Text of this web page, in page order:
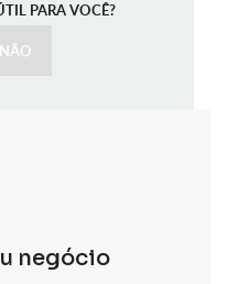
PARA VOCÊ?
NÃO
negócio